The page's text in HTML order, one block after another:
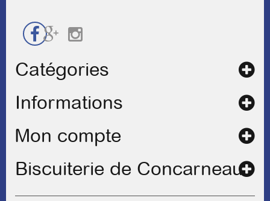
Catégories
Informations
Mon compte
Biscuiterie de Concarneau